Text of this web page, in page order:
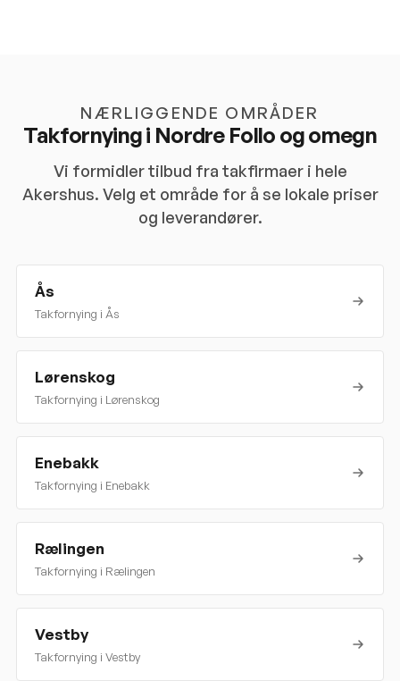
NÆRLIGGENDE OMRÅDER
Takfornying i Nordre Follo og omegn
Vi formidler tilbud fra takfirmaer i hele
Akershus. Velg et område for å se lokale priser
og leverandører.
Ås
Takfornying i Ås
Lørenskog
Takfornying i Lørenskog
Enebakk
Takfornying i Enebakk
Rælingen
Takfornying i Rælingen
Vestby
Takfornying i Vestby